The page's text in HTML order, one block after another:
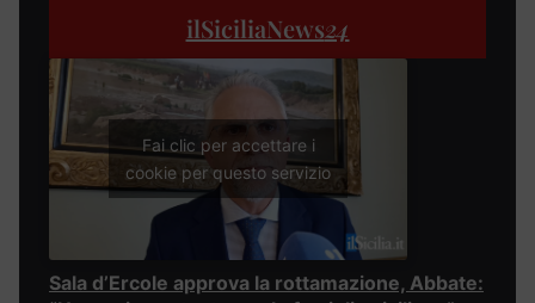
ilSiciliaNews24
Fai clic per accettare i
cookie per questo servizio
Sala d’Ercole approva la rottamazione, Abbate: